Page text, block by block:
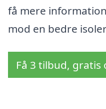
få mere
mod en bedre
Få 3 tilbud,